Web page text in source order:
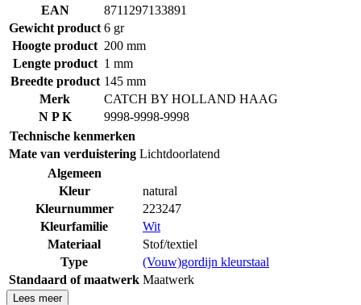
EAN
8711297133891
Gewicht product 6 gr
Hoogte product 200 mm
Lengte product 1 mm
Breedte product 145 mm
Merk
CATCH BY HOLLAND HAAG
N P K
9998-9998-9998
Technische kenmerken
Mate van verduistering Lichtdoorlatend
Algemeen
Kleur
natural
Kleurnummer
223247
Kleurfamilie
Wit
Materiaal
Stof/textiel
Type
(Vouw)gordijn kleurstaal
Standaard of maatwerk Maatwerk
Lees meer